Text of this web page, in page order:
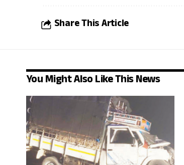
Share This Article
You Might Also Like This News